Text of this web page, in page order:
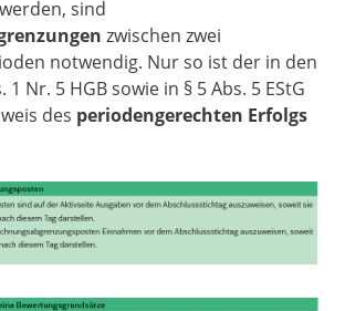
sind
zwischen zwei
notwendig. Nur so ist der in den
1 Nr. 5 HGB sowie in § 5 Abs. 5 EStG
des periodengerechten Erfolgs